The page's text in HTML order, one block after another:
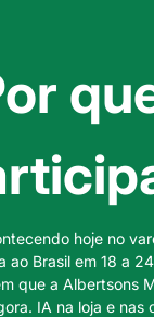
hoje no
ao Brasil em 18 a
que a Albertsons
IA na loja e nas